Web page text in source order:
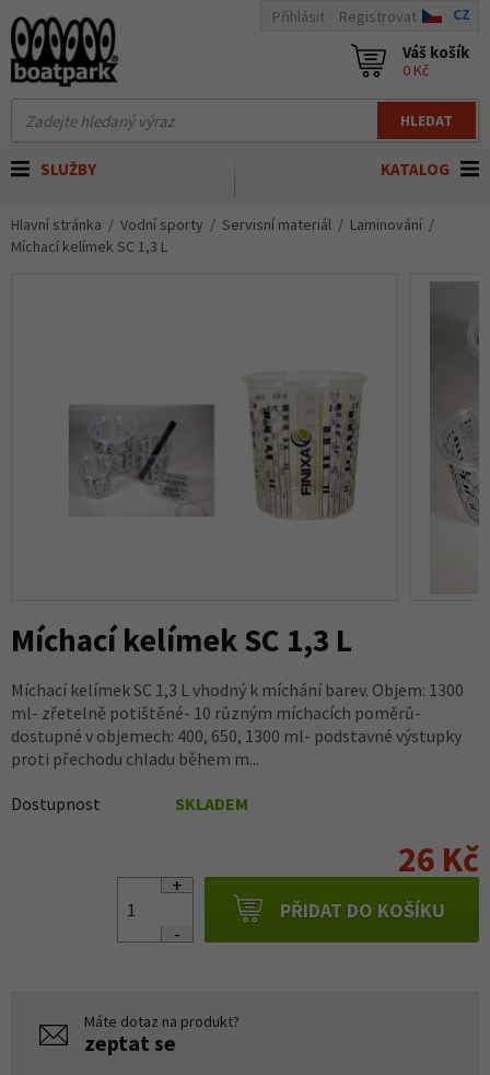
HLEDAT
Přihlásit Registrovat CZ
Váš košík
0 Kč
KATALOG
SLUŽBY
Hlavní stránka Vodní sporty Servisní materiál
Laminování
Míchací kelímek SC 1,3 L
Míchací kelímek SC 1,3 L
Míchací kelímek SC 1,3 L vhodný k míchání barev. Objem: 1300
ml- zřetelně potištěné- 10 různým míchacích poměrů-
dostupné v objemech: 400, 650, 1300 ml- podstavné výstupky
proti přechodu chladu během m...
Dostupnost SKLADEM
26 Kč
PŘIDAT DO KOŠÍKU
Máte dotaz na produkt?
zeptat se